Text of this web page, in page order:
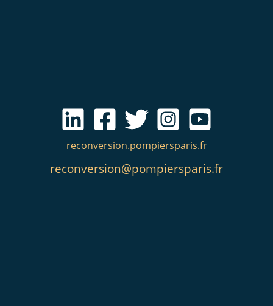
reconversion.pompiersparis.fr
reconversion@pompiersparis.fr